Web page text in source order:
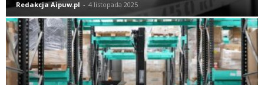
Redakcja Aipuw.pl - 4 listopada 2025